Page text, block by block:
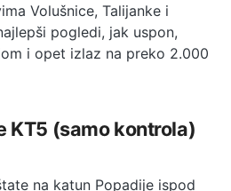
Volušnice, Talijanke i
pogledi, jak uspon,
i opet izlaz na preko 2.000
KT5 (samo kontrola)
na katun Popadije ispod